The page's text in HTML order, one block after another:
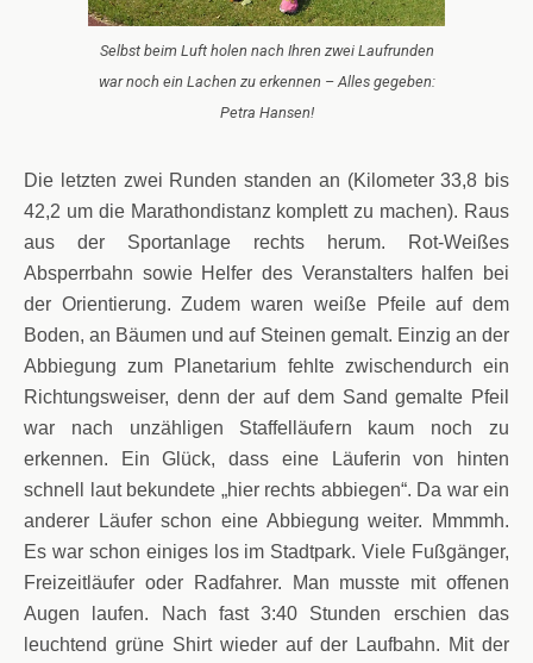
Selbst beim Luft holen nach Ihren zwei Laufrunden
war noch ein Lachen zu erkennen – Alles gegeben:
Petra Hansen!
Die letzten zwei Runden standen an (Kilometer 33,8 bis
42,2 um die Marathondistanz komplett zu machen). Raus
aus der Sportanlage rechts herum. Rot-Weißes
Absperrbahn sowie Helfer des Veranstalters halfen bei
der Orientierung. Zudem waren weiße Pfeile auf dem
Boden, an Bäumen und auf Steinen gemalt. Einzig an der
Abbiegung zum Planetarium fehlte zwischendurch ein
Richtungsweiser, denn der auf dem Sand gemalte Pfeil
war nach unzähligen Staffelläufern kaum noch zu
erkennen. Ein Glück, dass eine Läuferin von hinten
schnell laut bekundete „hier rechts abbiegen“. Da war ein
anderer Läufer schon eine Abbiegung weiter. Mmmmh.
Es war schon einiges los im Stadtpark. Viele Fußgänger,
Freizeitläufer oder Radfahrer. Man musste mit offenen
Augen laufen. Nach fast 3:40 Stunden erschien das
leuchtend grüne Shirt wieder auf der Laufbahn. Mit der